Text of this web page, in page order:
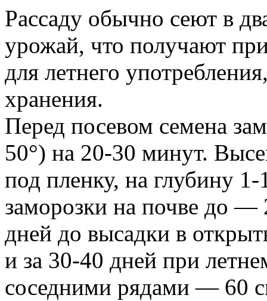
Рассаду обычно сеют в
урожай, что полу­чают
для летнего
хранения.
Перед посевом семена
50°) на 20-30 минут.
под пленку, на глубину
заморозки на почве до —
дней до высадки в
и за 30-40 дней при
соседними рядами — 60